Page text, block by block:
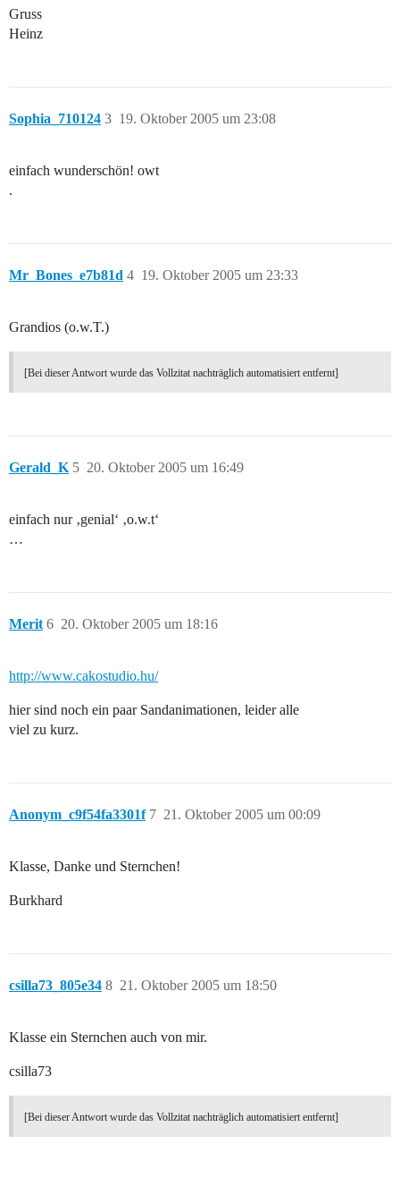
Gruss
Heinz
Sophia_710124 19. Oktober 2005 um 23:08
3
einfach wunderschön! owt
.
Mr_Bones_e7b81d 19. Oktober 2005 um 23:33
4
Grandios (o.w.T.)
[Bei dieser Antwort wurde das Vollzitat nachträglich automatisiert entfernt]
Gerald_K 20. Oktober 2005 um 16:49
5
einfach nur ‚genial‘ ‚o.w.t‘
…
Merit 20. Oktober 2005 um 18:16
6
http://www.cakostudio.hu/
hier sind noch ein paar Sandanimationen, leider alle
viel zu kurz.
Anonym_c9f54fa3301f 21. Oktober 2005 um 00:09
7
Klasse, Danke und Sternchen!
Burkhard
csilla73_805e34 21. Oktober 2005 um 18:50
8
Klasse ein Sternchen auch von mir.
csilla73
[Bei dieser Antwort wurde das Vollzitat nachträglich automatisiert entfernt]